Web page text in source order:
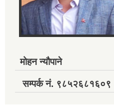
मोहन न्यौपाने
सम्पर्क नं. ९८५२६८१६०९